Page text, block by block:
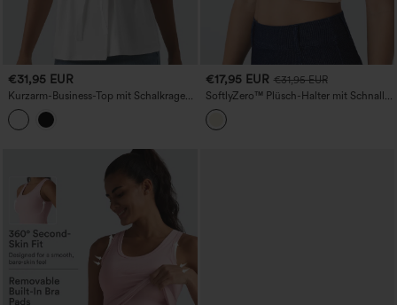
€31,95 EUR
Kurzarm-Business-Top mit Schalkragen
und vorderer Bindeschleife
€17,95 EUR €31,95 EUR
SoftlyZero™ Plüsch-Halter mit Schnalle
– 2-in-1, schmal geschnittenes, kurzes,
lässiges Tanktop